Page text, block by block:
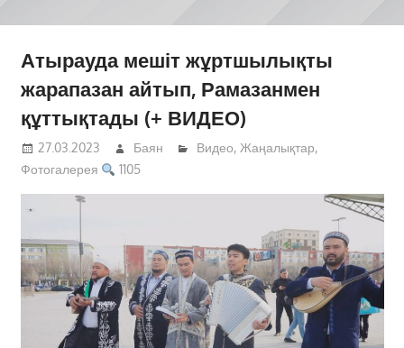
Атырауда мешіт жұртшылықты
жарапазан айтып, Рамазанмен
құттықтады (+ ВИДЕО)
27.03.2023 Баян Видео, Жаңалықтар,
Фотогалерея
1105